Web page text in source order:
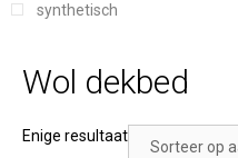
Wol dekbed
Enige resultaat
synthetisch